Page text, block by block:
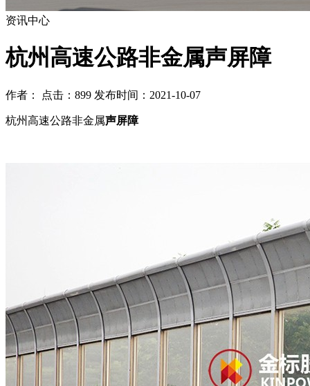
资讯中心
杭州高速公路非金属声屏障
作者： 点击：899 发布时间：2021-10-07
杭州高速公路非金属声屏障